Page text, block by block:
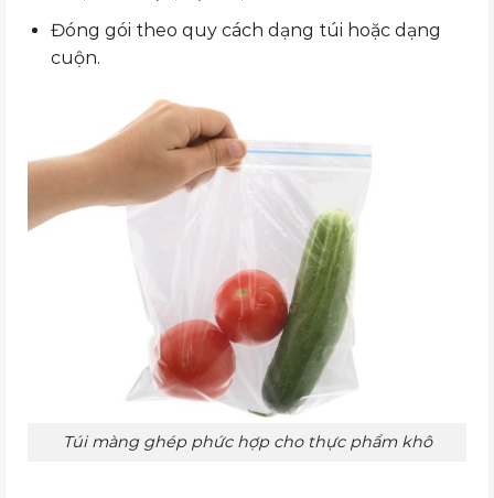
Đóng gói theo quy cách dạng túi hoặc dạng
cuộn.
Túi màng ghép phức hợp cho thực phẩm khô